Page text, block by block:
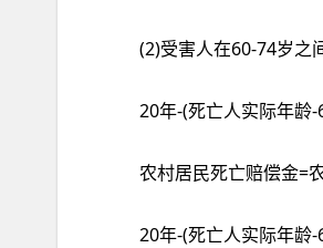
(2)受害人在60-74岁之
20年-(死亡人实际年龄-
农村居民死亡赔偿金=
20年-(死亡人实际年龄-